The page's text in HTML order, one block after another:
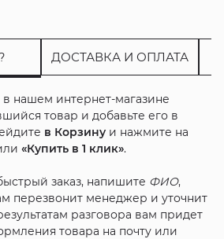
ДОСТАВКА И ОПЛАТА
нашем интернет-магазине
товар и добавьте его в
в Корзинуи нажмите на
«Купить в 1 клик».
заказ, напишите ФИО,
перезвонит менеджер и уточнит
разговора вам придет
товара на почту или